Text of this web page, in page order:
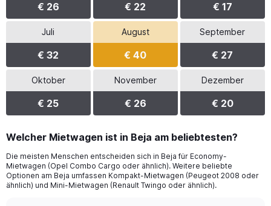
€ 26 € 22 € 17
Juli
€ 32
August
€ 40
September
€ 27
Oktober
€ 25
November
€ 26
Dezember
€ 20
Welcher Mietwagen ist in Beja am beliebtesten?
Die meisten Menschen entscheiden sich in Beja für Economy-
Mietwagen (Opel Combo Cargo oder ähnlich). Weitere beliebte
Optionen am Beja umfassen Kompakt-Mietwagen (Peugeot 2008 oder
ähnlich) und Mini-Mietwagen (Renault Twingo oder ähnlich).